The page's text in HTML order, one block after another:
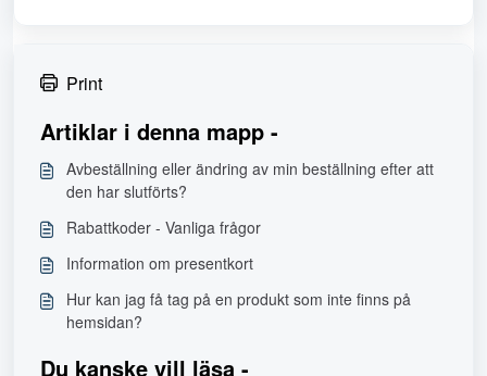
Print
Artiklar i denna mapp -
Avbeställning eller ändring av min beställning efter att
den har slutförts?
Rabattkoder - Vanliga frågor
Information om presentkort
Hur kan jag få tag på en produkt som inte finns på
hemsidan?
Du kanske vill läsa -